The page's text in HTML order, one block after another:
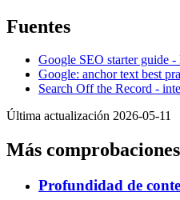
Fuentes
Google SEO starter guide -
Google: anchor text best
Search Off the Record -
Última actualización 2026-05-11
Más
Profundidad de